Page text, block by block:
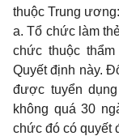
thuộc Trung ương:
a. Tổ chức làm
chức thuộc
Quyết định này.
được tuyển
không quá 30
chức đó có quyết